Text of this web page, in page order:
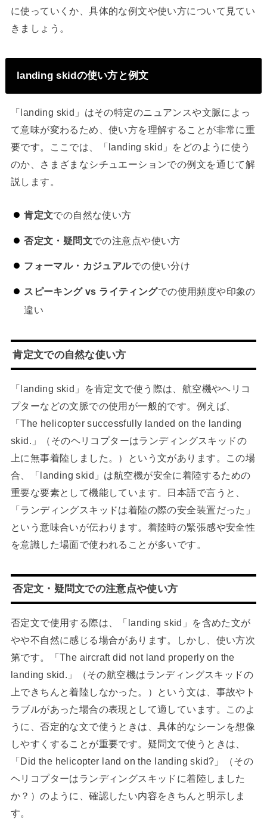
に使っていくか、具体的な例文や使い方について見てい
きましょう。
landing skidの使い方と例文
「landing skid」はその特定のニュアンスや文脈によっ
て意味が変わるため、使い方を理解することが非常に重
要です。ここでは、「landing skid」をどのように使う
のか、さまざまなシチュエーションでの例文を通じて解
説します。
肯定文での自然な使い方
否定文・疑問文での注意点や使い方
フォーマル・カジュアルでの使い分け
スピーキング vs ライティングでの使用頻度や印象の
違い
肯定文での自然な使い方
「landing skid」を肯定文で使う際は、航空機やヘリコ
プターなどの文脈での使用が一般的です。例えば、
「The helicopter successfully landed on the landing
skid.」（そのヘリコプターはランディングスキッドの
上に無事着陸しました。）という文があります。この場
合、「landing skid」は航空機が安全に着陸するための
重要な要素として機能しています。日本語で言うと、
「ランディングスキッドは着陸の際の安全装置だった」
という意味合いが伝わります。着陸時の緊張感や安全性
を意識した場面で使われることが多いです。
否定文・疑問文での注意点や使い方
否定文で使用する際は、「landing skid」を含めた文が
やや不自然に感じる場合があります。しかし、使い方次
第です。「The aircraft did not land properly on the
landing skid.」（その航空機はランディングスキッドの
上できちんと着陸しなかった。）という文は、事故やト
ラブルがあった場合の表現として適しています。このよ
うに、否定的な文で使うときは、具体的なシーンを想像
しやすくすることが重要です。疑問文で使うときは、
「Did the helicopter land on the landing skid?」（その
ヘリコプターはランディングスキッドに着陸しました
か？）のように、確認したい内容をきちんと明示しま
す。